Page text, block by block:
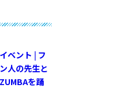
ベント | フ
人の先生と
を踊